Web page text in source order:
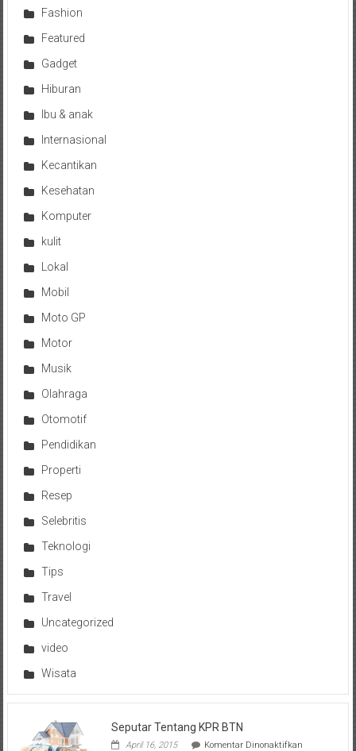
Fashion
Featured
Gadget
Hiburan
Ibu & anak
Internasional
Kecantikan
Kesehatan
Komputer
kulit
Lokal
Mobil
Moto GP
Motor
Musik
Olahraga
Otomotif
Pendidikan
Properti
Resep
Selebritis
Teknologi
Tips
Travel
Uncategorized
video
Wisata
Seputar Tentang KPR BTN
April 16, 2015 Komentar Dinonaktifkanpada